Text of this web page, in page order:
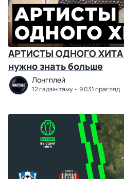
АРТИСТЫ ОДНОГО ХИТА
нужно знать больше
Лонгплей
12 гадзін таму 9 031 прагляд